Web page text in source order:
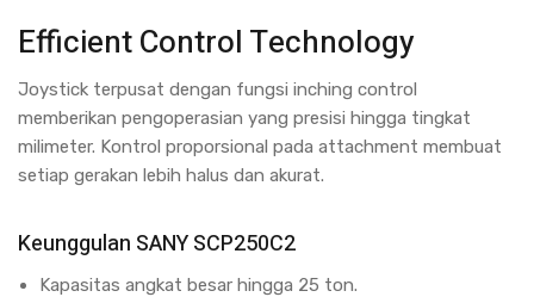
Efficient Control Technology
Joystick terpusat dengan fungsi inching control
memberikan pengoperasian yang presisi hingga tingkat
milimeter. Kontrol proporsional pada attachment membuat
setiap gerakan lebih halus dan akurat.
Keunggulan SANY SCP250C2
Kapasitas angkat besar hingga 25 ton.